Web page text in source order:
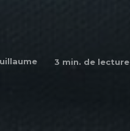
3 min. de lecture